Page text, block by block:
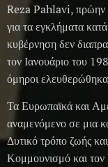
Reza Pahlavi, πρώην
για τα εγκλήματα
κυβέρνηση δεν
τον Ιανουάριο του
όμηροι
Τα Ευρωπαϊκά και
αναμενόμενο σε μια
Δυτικό τρόπο ζωής
Κομμουνισμό και τον